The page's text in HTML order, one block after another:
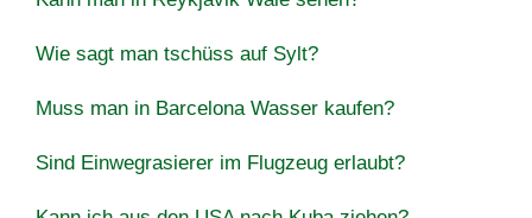
Wie sagt man tschüss auf Sylt?
Muss man in Barcelona Wasser kaufen?
Sind Einwegrasierer im Flugzeug erlaubt?